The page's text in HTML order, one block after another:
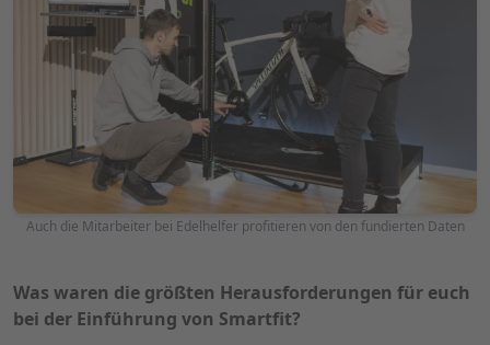
Auch die Mitarbeiter bei Edelhelfer profitieren von den fundierten Daten
Was waren die größten Herausforderungen für euch
bei der Einführung von Smartfit?